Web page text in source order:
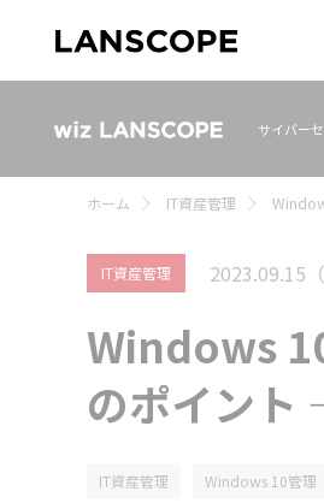
サイバー
ホーム IT資産管理
IT資産管理 2023.09.15
Windows
のポイント
IT資産管理 Windows 10管理